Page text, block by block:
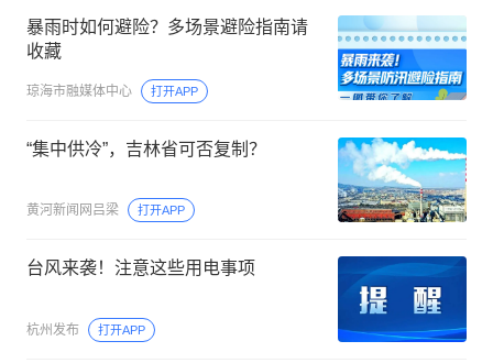
暴雨时如何避险？多场景避险指南请
收藏
琼海市融媒体中心 打开APP
“集中供冷”，吉林省可否复制？
黄河新闻网吕梁 打开APP
台风来袭！注意这些用电事项
杭州发布 打开APP